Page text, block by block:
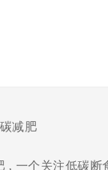
减肥
, 一个关注低碳断